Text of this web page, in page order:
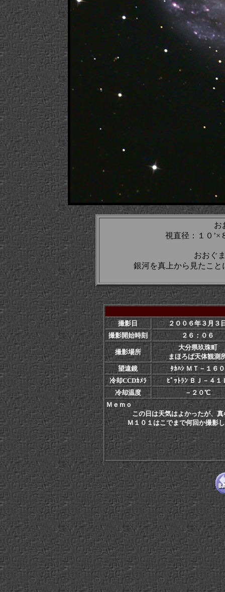
お
視直径：１０
おおぐ
銀河を真上から見たこ
撮影日
２００６年３月３
撮影開始時刻
２６：０６
撮影場所
大分県玖珠町
まほろば天体観測
望遠鏡
ﾀｶﾊｼ ＭＴ－１６０
冷却CCDｶﾒﾗ
ﾋﾞｯﾄﾗﾝ ＢＪ－４１
冷却温度
－２０℃
Ｍｅｍｏ
この日は天気はよかったが、
Ｍ１０１はこでまで何回か撮影した